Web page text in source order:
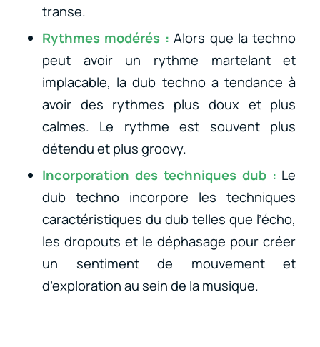
transe.
Rythmes modérés : Alors que la techno
peut avoir un rythme martelant et
implacable, la dub techno a tendance à
avoir des rythmes plus doux et plus
calmes. Le rythme est souvent plus
détendu et plus groovy.
Incorporation des techniques dub : Le
dub techno incorpore les techniques
caractéristiques du dub telles que l’écho,
les dropouts et le déphasage pour créer
un sentiment de mouvement et
d’exploration au sein de la musique.